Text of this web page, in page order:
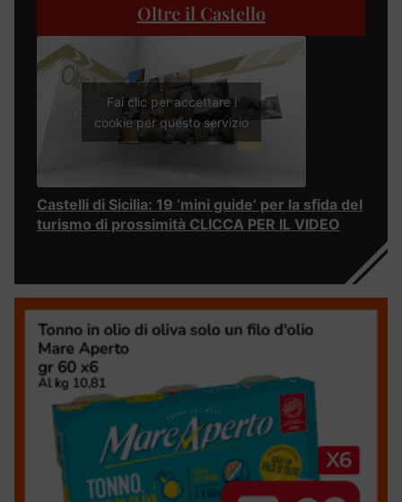
Oltre il Castello
Fai clic per accettare i
cookie per questo servizio
Castelli di Sicilia: 19 ‘mini guide’ per la sfida del
turismo di prossimità CLICCA PER IL VIDEO